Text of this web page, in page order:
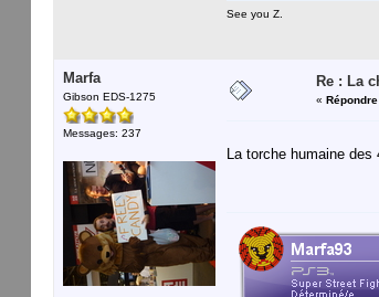
See you Z.
Marfa
Gibson EDS-1275
Messages: 237
Re : La
«
La torche humaine des